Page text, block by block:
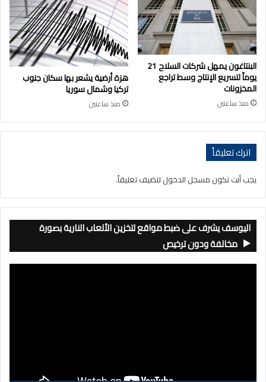
البنتاغون يمهل شركات السلاح 21
يوماً لتسريع الإنتاج وسط تراجع
المخزونات
منذ ساعتين
هزة أرضية يشعر بها سكان جنوب
تركيا وشمال سوريا
منذ ساعتين
اترك تعليقاً
يجب أنت تكون مسجل الدخول لتضيف تعليقاً.
اليوسف يشرف على ضبط مواقع لتخزين الألعاب النارية بصورة
مخالفة ودون ترخيص